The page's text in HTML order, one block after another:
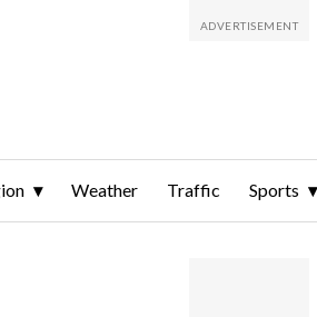
Weather Traffic Sports